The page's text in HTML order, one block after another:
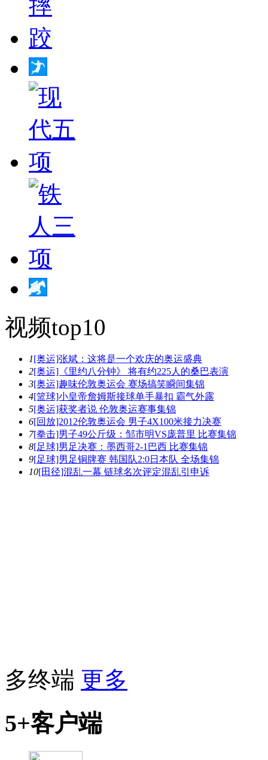
视频top10
1[奥运]张斌：这将是一个欢庆的奥运盛典
2[奥运]《里约八分钟》 将有约225人的桑巴表演
3[奥运]趣味伦敦奥运会 赛场搞笑瞬间集锦
4[篮球]小皇帝詹姆斯接球单手暴扣 霸气外露
5[奥运]获奖者说 伦敦奥运赛事集锦
6[回放]2012伦敦奥运会 男子4X100米接力决赛
7[拳击]男子49公斤级：邹市明VS庞普里 比赛集锦
8[足球]男足决赛：墨西哥2-1巴西 比赛集锦
9[足球]男足铜牌赛 韩国队2:0日本队 全场集锦
10[田径]混乱一幕 链球名次评定混乱引申诉
多终端 更多
5+客户端